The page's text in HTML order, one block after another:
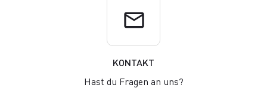
email
KONTAKT
Hast du Fragen an uns?